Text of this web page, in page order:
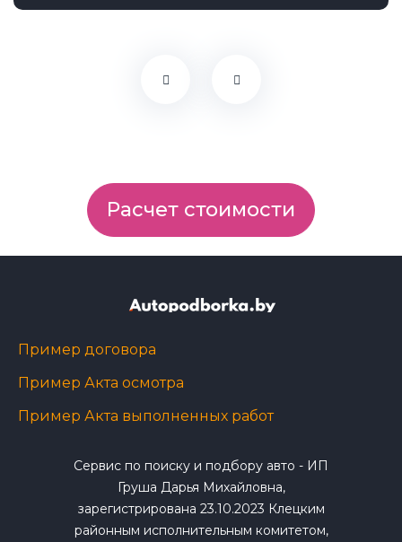
Расчет стоимости
Пример договора
Пример Акта осмотра
Пример Акта выполненных работ
Сервис по поиску и подбору авто - ИП
Груша Дарья Михайловна,
зарегистрирована 23.10.2023 Клецким
районным исполнительным комитетом,